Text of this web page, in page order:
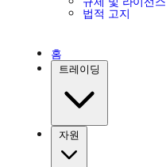
법적 고지
홈
트레이딩
자원